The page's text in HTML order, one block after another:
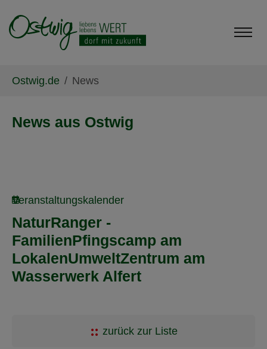
Ostwig.de News
News aus Ostwig
Veranstaltungskalender
NaturRanger -
FamilienPfingscamp am
LokalenUmweltZentrum am
Wasserwerk Alfert
zurück zur Liste